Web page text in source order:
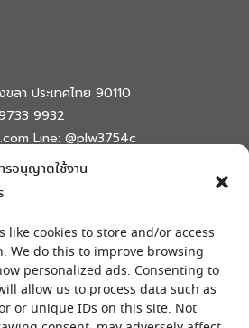
รอนุญาตใช้งาน
like cookies to store and/or access
We do this to improve browsing
personalized ads. Consenting to
allow us to process data such as
or unique IDs on this site. Not
า ประเทศไทย 90110
9932
Line: @plw3754c